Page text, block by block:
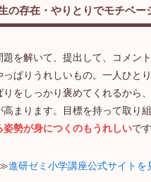
の存在・やりとりでモチベー
題を解いて、提出して、コメン
っぱりうれしいもの。一人ひと
りをしっかり褒めてくれるから
高まります。目標を持って取り
姿勢が身につくのもうれしいです
進研ゼミ小学講座公式サイトを